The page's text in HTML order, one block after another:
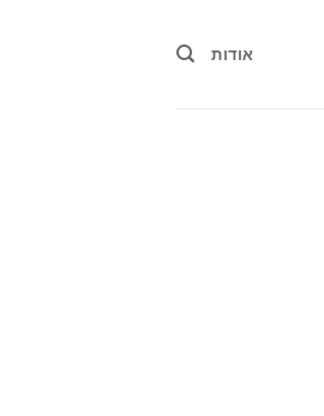
אודות